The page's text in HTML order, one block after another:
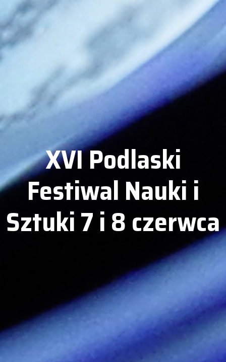
XVI Podlaski
Festiwal Nauki i
Sztuki 7 i 8 czerwca